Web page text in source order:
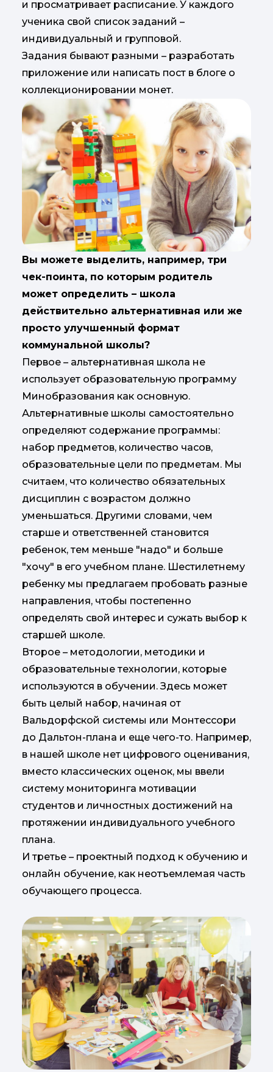
и просматривает расписание. У каждого
ученика свой список заданий –
индивидуальный и групповой.
Задания бывают разными – разработать
приложение или написать пост в блоге о
коллекционировании монет.
Вы можете выделить, например, три
чек-поинта, по которым родитель
может определить – школа
действительно альтернативная или же
просто улучшенный формат
коммунальной школы?
Первое – альтернативная школа не
использует образовательную программу
Минобразования как основную.
Альтернативные школы самостоятельно
определяют содержание программы:
набор предметов, количество часов,
образовательные цели по предметам. Мы
считаем, что количество обязательных
дисциплин с возрастом должно
уменьшаться. Другими словами, чем
старше и ответственней становится
ребенок, тем меньше "надо" и больше
"хочу" в его учебном плане. Шестилетнему
ребенку мы предлагаем пробовать разные
направления, чтобы постепенно
определять свой интерес и сужать выбор к
старшей школе.
Второе – методологии, методики и
образовательные технологии, которые
используются в обучении. Здесь может
быть целый набор, начиная от
Вальдорфской системы или Монтессори
до Дальтон-плана и еще чего-то. Например,
в нашей школе нет цифрового оценивания,
вместо классических оценок, мы ввели
систему мониторинга мотивации
студентов и личностных достижений на
протяжении индивидуального учебного
плана.
И третье – проектный подход к обучению и
онлайн обучение, как неотъемлемая часть
обучающего процесса.